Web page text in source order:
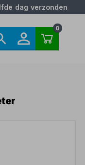
dag verzonden
0